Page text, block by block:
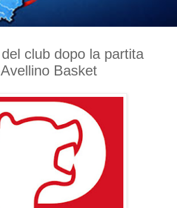
club dopo la partita
Basket